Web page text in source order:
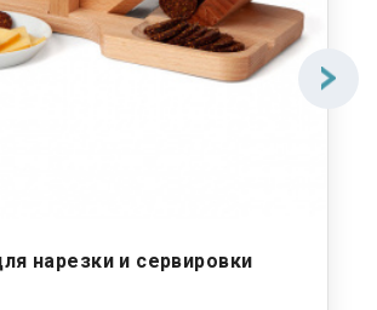
нарезки и сервировки